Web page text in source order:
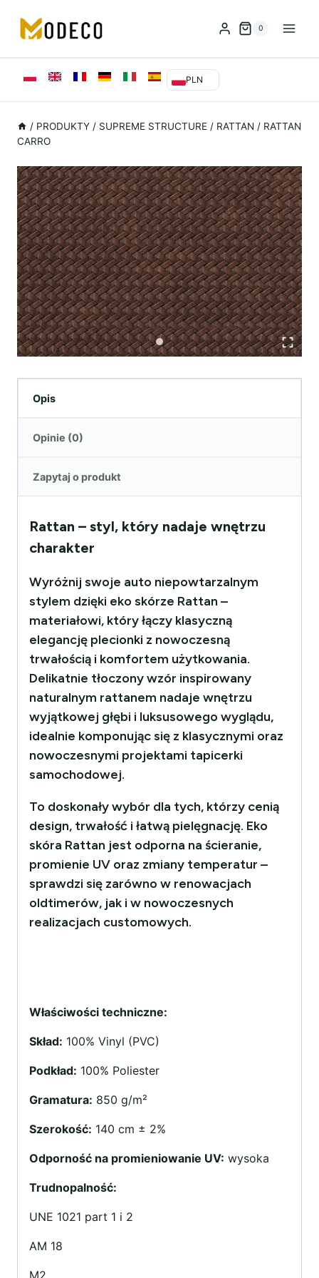
treści
0
PLN
/ PRODUKTY / SUPREME STRUCTURE / RATTAN / RATTAN
CARRO
Opis
Opinie (0)
Zapytaj o produkt
Rattan – styl, który nadaje wnętrzu
charakter
Wyróżnij swoje auto niepowtarzalnym
stylem dzięki eko skórze Rattan –
materiałowi, który łączy klasyczną
elegancję plecionki z nowoczesną
trwałością i komfortem użytkowania.
Delikatnie tłoczony wzór inspirowany
naturalnym rattanem nadaje wnętrzu
wyjątkowej głębi i luksusowego wyglądu,
idealnie komponując się z klasycznymi oraz
nowoczesnymi projektami tapicerki
samochodowej.
To doskonały wybór dla tych, którzy cenią
design, trwałość i łatwą pielęgnację. Eko
skóra Rattan jest odporna na ścieranie,
promienie UV oraz zmiany temperatur –
sprawdzi się zarówno w renowacjach
oldtimerów, jak i w nowoczesnych
realizacjach customowych.
Właściwości techniczne:
Skład: 100% Vinyl (PVC)
Podkład: 100% Poliester
Gramatura: 850 g/m²
Szerokość: 140 cm ± 2%
Odporność na promieniowanie UV: wysoka
Trudnopalność:
UNE 1021 part 1 i 2
AM 18
M2